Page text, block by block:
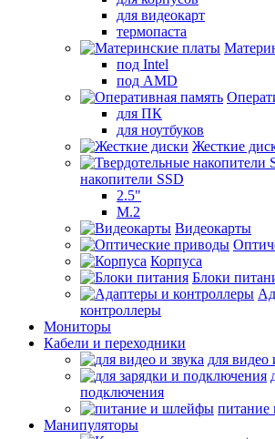
для видеокарт
термопаста
под Intel
под AMD
для ПК
для ноутбуков
Жесткие
накопители SSD
2.5"
M.2
Видеокарты
Корпуса
Блоки
контроллеры
Мониторы
Кабели и переходники
для видео
подключения
Манипуляторы